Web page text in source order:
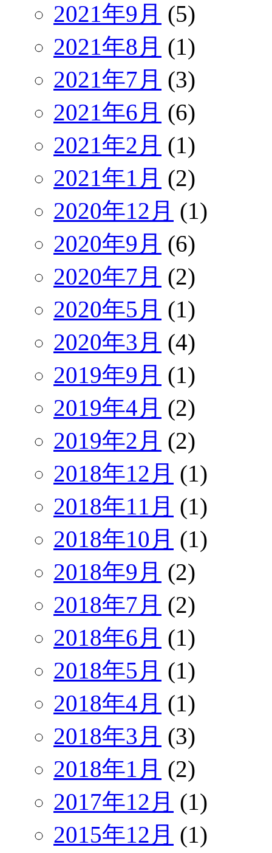
2021年9月 (5)
2021年8月 (1)
2021年7月 (3)
2021年6月 (6)
2021年2月 (1)
2021年1月 (2)
2020年12月 (1)
2020年9月 (6)
2020年7月 (2)
2020年5月 (1)
2020年3月 (4)
2019年9月 (1)
2019年4月 (2)
2019年2月 (2)
2018年12月 (1)
2018年11月 (1)
2018年10月 (1)
2018年9月 (2)
2018年7月 (2)
2018年6月 (1)
2018年5月 (1)
2018年4月 (1)
2018年3月 (3)
2018年1月 (2)
2017年12月 (1)
2015年12月 (1)